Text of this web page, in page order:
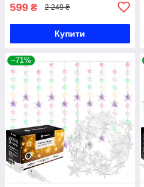
599 ₴ 2 249 ₴
Купити
–71%